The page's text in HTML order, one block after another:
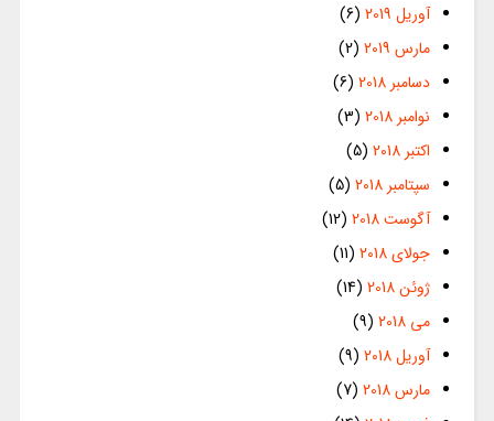
آوریل 2019
(6)
مارس 2019
(2)
دسامبر 2018
(6)
نوامبر 2018
(3)
اکتبر 2018
(5)
سپتامبر 2018
(5)
آگوست 2018
(12)
جولای 2018
(11)
ژوئن 2018
(14)
می 2018
(9)
آوریل 2018
(9)
مارس 2018
(7)